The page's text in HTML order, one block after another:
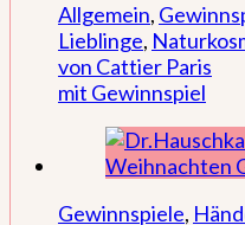
Allgemein,
Lieblinge,
von Cattier Paris
mit Gewinnspiel
Gewinnspiele,